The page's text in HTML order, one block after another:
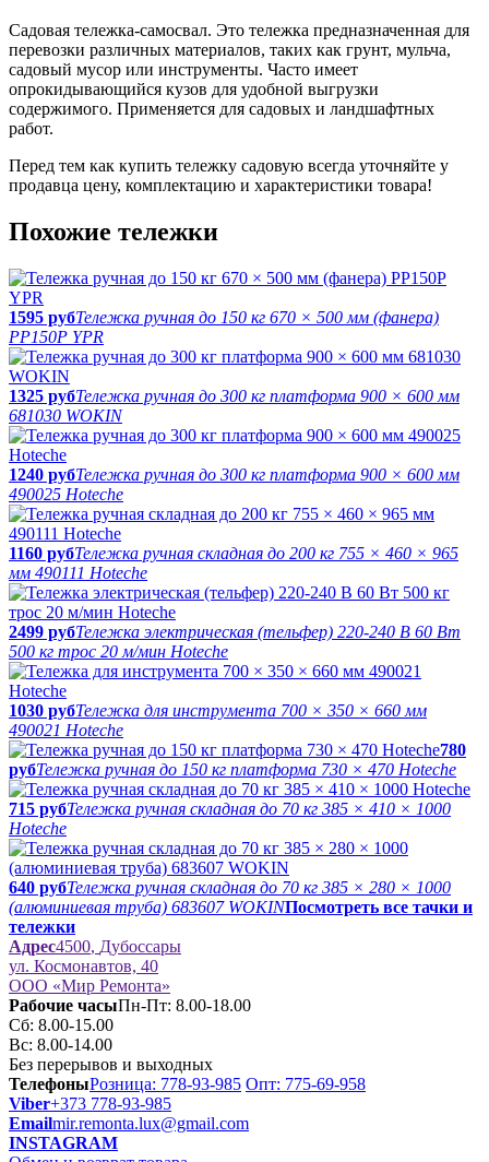
Садовая тележка-самосвал. Это тележка предназначенная для
перевозки различных материалов, таких как грунт, мульча,
садовый мусор или инструменты. Часто имеет
опрокидывающийся кузов для удобной выгрузки
содержимого. Применяется для садовых и ландшафтных
работ.
Перед тем как купить тележку садовую всегда уточняйте у
продавца цену, комплектацию и характеристики товара!
Похожие тележки
1595 рубТележка ручная до 150 кг 670 × 500 мм (фанера)
PP150P YPR
1325 рубТележка ручная до 300 кг платформа 900 × 600 мм
681030 WOKIN
1240 рубТележка ручная до 300 кг платформа 900 × 600 мм
490025 Hoteche
1160 рубТележка ручная складная до 200 кг 755 × 460 × 965
мм 490111 Hoteche
2499 рубТележка электрическая (тельфер) 220-240 В 60 Вт
500 кг трос 20 м/мин Hoteche
1030 рубТележка для инструмента 700 × 350 × 660 мм
490021 Hoteche
780
рубТележка ручная до 150 кг платформа 730 × 470 Hoteche
715 рубТележка ручная складная до 70 кг 385 × 410 × 1000
Hoteche
640 рубТележка ручная складная до 70 кг 385 × 280 × 1000
(алюминиевая труба) 683607 WOKINПосмотреть все тачки и
тележки
Адрес4500, Дубоссары
ул. Космонавтов, 40
ООО «Мир Ремонта»
Рабочие часыПн-Пт: 8.00-18.00
Сб: 8.00-15.00
Вс: 8.00-14.00
Без перерывов и выходных
ТелефоныРозница: 778-93-985 Опт: 775-69-958
Viber+373 778-93-985
Emailmir.remonta.lux@gmail.com
INSTAGRAM